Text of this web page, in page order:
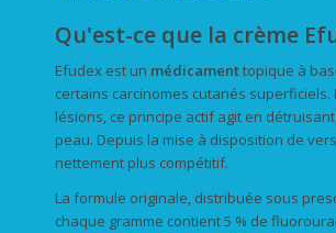
Qu'est-ce que la crème
Efudex est un médicamenttopique à
certains carcinomes cutanés
lésions, ce principe actif agit en
peau. Depuis la mise à disposition de
nettement plus compétitif.
La formule originale, distribuée sous
chaque gramme contient 5 % de